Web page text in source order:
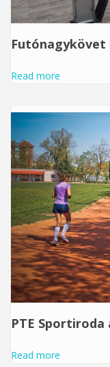
Read more
PTE
Read more